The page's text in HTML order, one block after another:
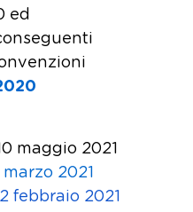
ed
maggio 2021
2021
febbraio 2021